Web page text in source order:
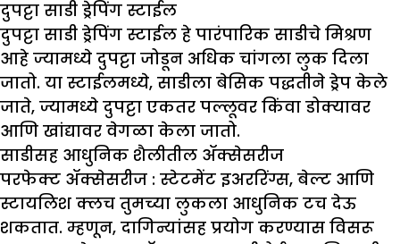
दुपट्टा साडी ड्रेपिंग स्टाईल
दुपट्टा साडी ड्रेपिंग स्टाईल हे पारंपारिक साडीचे मिश्रण
आहे ज्यामध्ये दुपट्टा जोडून अधिक चांगला लुक दिला
जातो. या स्टाईलमध्ये, साडीला बेसिक पद्धतीने ड्रेप केले
जाते, ज्यामध्ये दुपट्टा एकतर पल्लूवर किंवा डोक्यावर
आणि खांद्यावर वेगळा केला जातो.
साडीसह आधुनिक शैलीतील ॲक्सेसरीज
परफेक्ट ॲक्सेसरीज : स्टेटमेंट इअररिंग्स, बेल्ट आणि
स्टायलिश क्लच तुमच्या लुकला आधुनिक टच देऊ
शकतात. म्हणून, दागिन्यांसह प्रयोग करण्यास विसरू